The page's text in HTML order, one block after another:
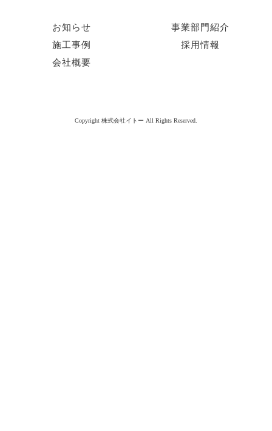
お知らせ
事業部門紹介
施工事例
採用情報
会社概要
Copyright 株式会社イトー All Rights Reserved.